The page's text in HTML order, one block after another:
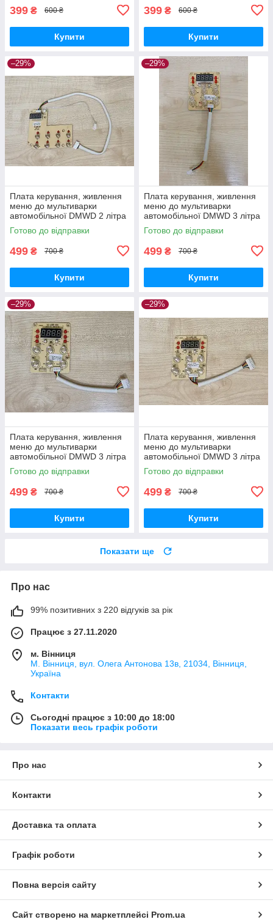
399 ₴ 600 ₴
Купити
399 ₴ 600 ₴
Купити
–29%
Плата керування, живлення
меню до мультиварки
автомобільної DMWD 2 літра
12-24-220V вольта в машину,
фуру, трек від прикурювача
Готово до відправки
499 ₴ 700 ₴
Купити
–29%
Плата керування, живлення
меню до мультиварки
автомобільної DMWD 3 літра
24V вольта в машину, фуру,
трек від прикурювача
Готово до відправки
499 ₴ 700 ₴
Купити
–29%
Плата керування, живлення
меню до мультиварки
автомобільної DMWD 3 літра
12-24V вольта в машину,
фуру, трек від прикурювача
Готово до відправки
499 ₴ 700 ₴
Купити
–29%
Плата керування, живлення
меню до мультиварки
автомобільної DMWD 3 літра
12-24-220V вольта в машину,
фуру, трек від прикурювача
Готово до відправки
499 ₴ 700 ₴
Купити
Показати ще
Про нас
99% позитивних з 220 відгуків за рік
Працює з 27.11.2020
м. Вінниця
М. Вінниця, вул. Олега Антонова 13в, 21034, Вінниця,
Україна
Контакти
Сьогодні працює з 10:00 до 18:00
Показати весь графік роботи
Про нас
Контакти
Доставка та оплата
Графік роботи
Повна версія сайту
Сайт створено на маркетплейсі Prom.ua